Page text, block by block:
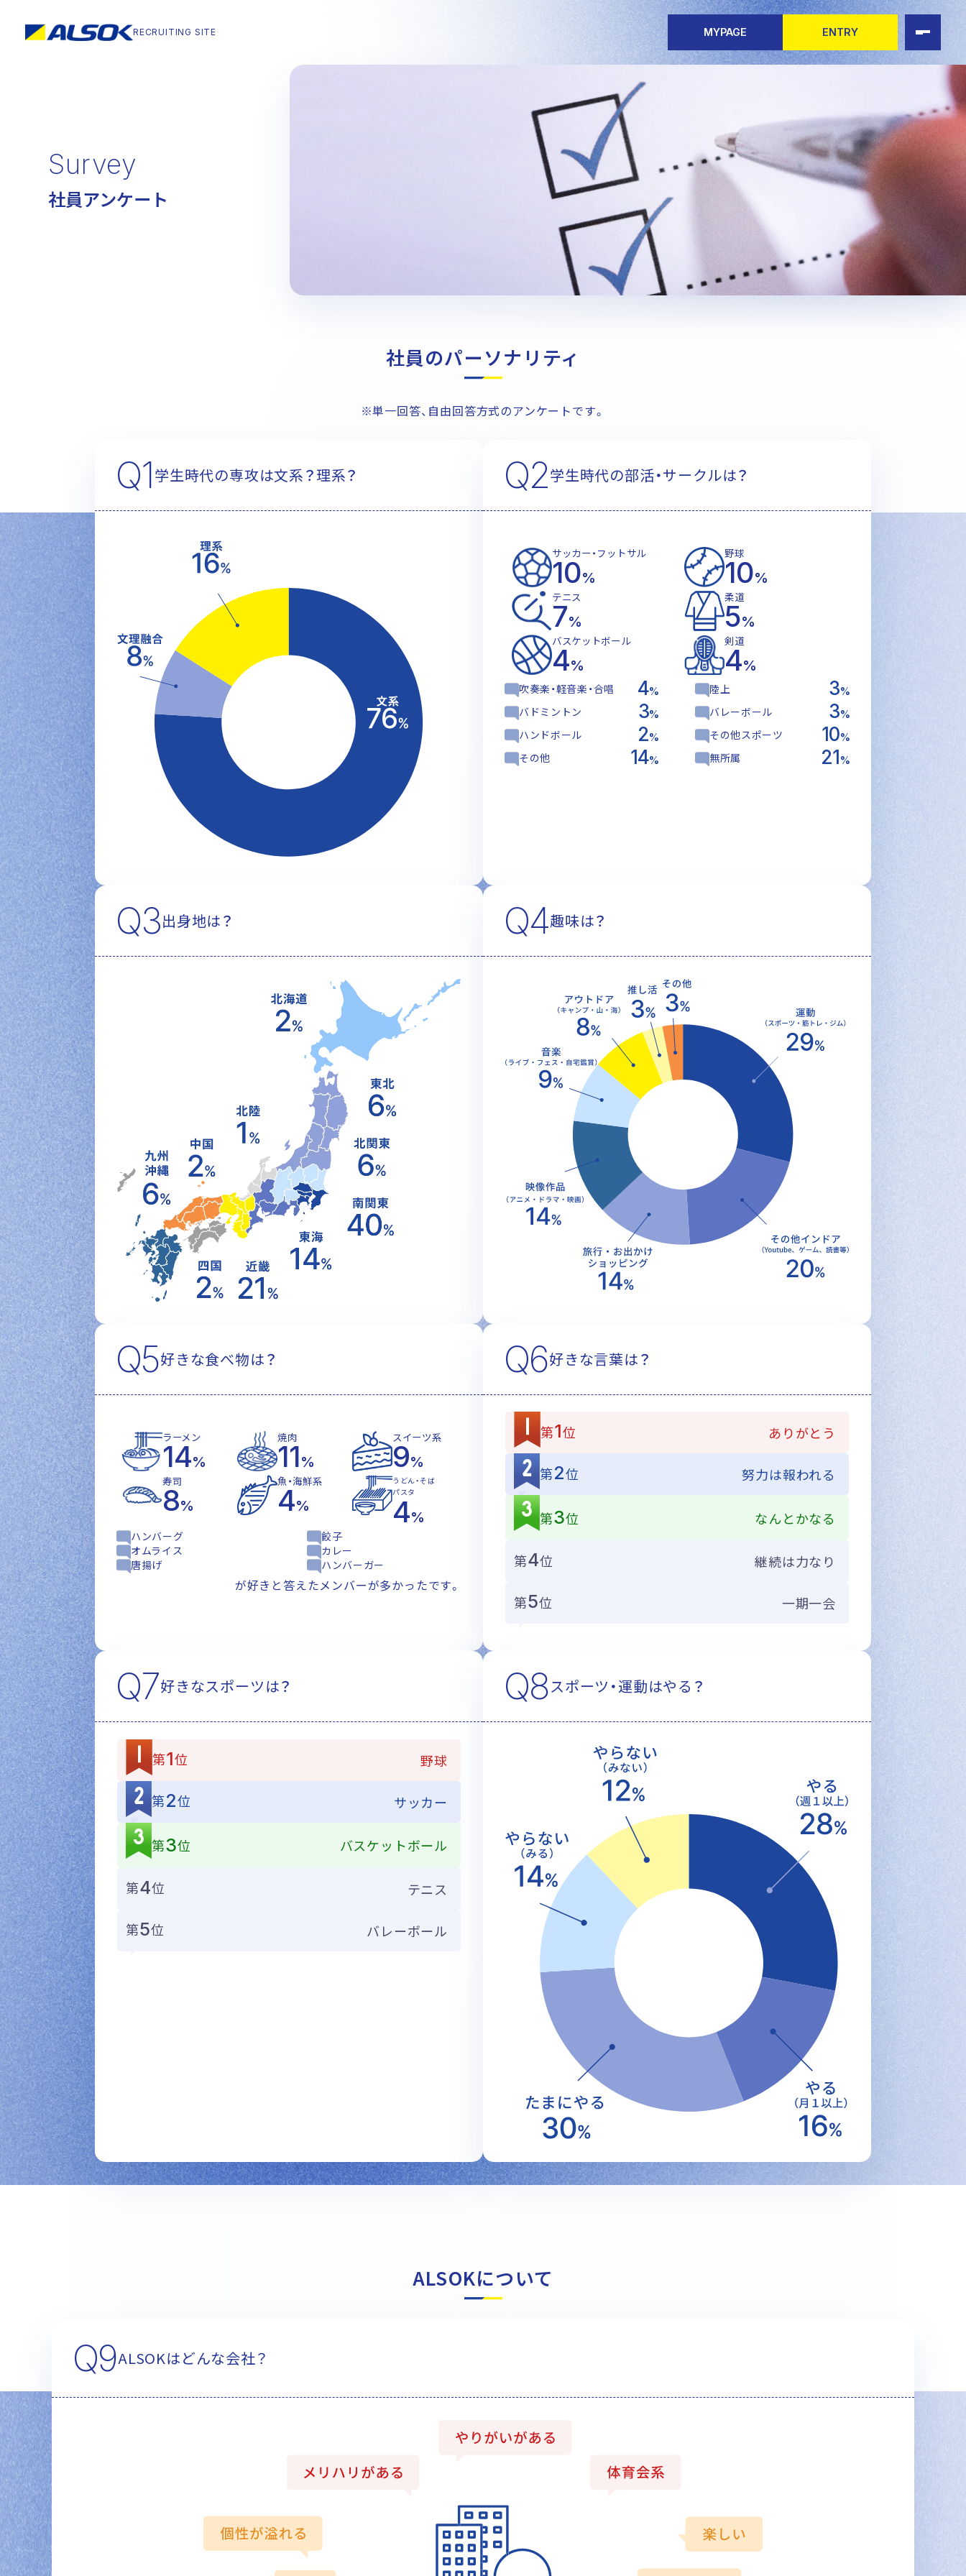
RECRUITING SITE MYPAGE ENTRY
RECRUITINGSITE
コンセプトメッセージ
トップメッセージ
CareerStory
人とキャリアを知る
人とキャリアを知る 一覧
Environment
座談会（三世代）
Recruitment
採用担当メッセージ 募集要項（新卒）
募集要項（グループ合同募集）
採用FAQ
インターンシップ情報
Survey
社員アンケート
社員のパーソナリティ
※単一回答、自由回答方式のアンケートです。
Q1学生時代の専攻は文系？理系？ Q2学生時代の部活・サークルは？
サッカー・フットサル
10%
野球
10%
テニス
7%
柔道
5%
バスケットボール
4%
剣道
4%
吹奏楽・軽音楽・合唱 4% 陸上 3%
バドミントン 3% バレーボール 3%
ハンドボール 2% その他スポーツ 10%
その他 14% 無所属 21%
Q3出身地は？ Q4趣味は？
Q5好きな食べ物は？
ラーメン
14%
焼肉
11%
スイーツ系
9%
寿司
8%
魚・海鮮系
4%
うどん・そば
パスタ
4%
ハンバーグ
餃子
オムライス
カレー
唐揚げ
ハンバーガー
が好きと答えたメンバーが多かったです。
Q6好きな言葉は？
第1位 ありがとう
第2位 努力は報われる
第3位 なんとかなる
第4位 継続は力なり
第5位 一期一会
Q7好きなスポーツは？
第1位 野球
第2位 サッカー
第3位 バスケットボール
第4位 テニス
第5位 バレーボール
Q8スポーツ・運動はやる？
ALSOKについて
Q9ALSOKはどんな会社？